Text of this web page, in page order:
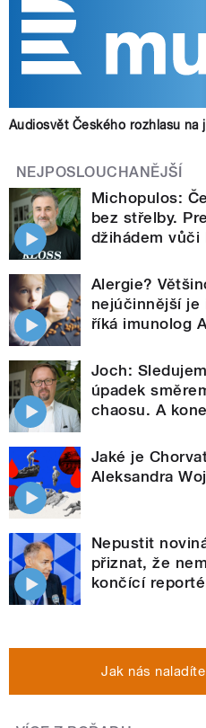
Audiosvět Českého rozhlasu na
NEJPOSLOUCHANĚJŠÍ
Michopulos:
bez střelby.
džihádem vůči
Alergie?
nejúčinnější
říká imunolog
Joch:
úpadek
chaosu. A
Jaké je
Aleksandra
Nepustit
přiznat, že
končící
Jak nás